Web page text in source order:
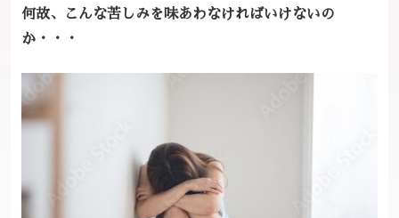
何故、こんな苦しみを味あわなければいけないの
か・・・